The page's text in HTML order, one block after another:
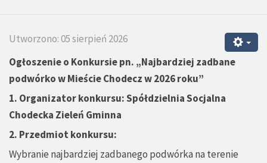
Utworzono: 05 sierpień 2026
Ogłoszenie o Konkursie pn. „Najbardziej zadbane
podwórko w Mieście Chodecz w 2026 roku”
1. Organizator konkursu: Spółdzielnia Socjalna
Chodecka Zieleń Gminna
2. Przedmiot konkursu:
Wybranie najbardziej zadbanego podwórka na terenie